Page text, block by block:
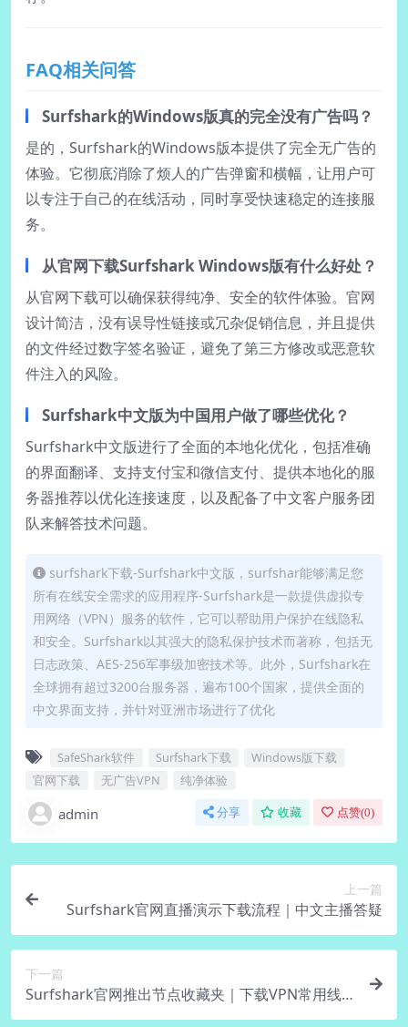
FAQ相关问答
Surfshark的Windows版真的完全没有广告吗？
是的，Surfshark的Windows版本提供了完全无广告的
体验。它彻底消除了烦人的广告弹窗和横幅，让用户可
以专注于自己的在线活动，同时享受快速稳定的连接服
务。
从官网下载Surfshark Windows版有什么好处？
从官网下载可以确保获得纯净、安全的软件体验。官网
设计简洁，没有误导性链接或冗杂促销信息，并且提供
的文件经过数字签名验证，避免了第三方修改或恶意软
件注入的风险。
Surfshark中文版为中国用户做了哪些优化？
Surfshark中文版进行了全面的本地化优化，包括准确
的界面翻译、支持支付宝和微信支付、提供本地化的服
务器推荐以优化连接速度，以及配备了中文客户服务团
队来解答技术问题。
surfshark下载-Surfshark中文版，surfshar能够满足您
所有在线安全需求的应用程序-Surfshark是一款提供虚拟专
用网络（VPN）服务的软件，它可以帮助用户保护在线隐私
和安全。Surfshark以其强大的隐私保护技术而著称，包括无
日志政策、AES-256军事级加密技术等。此外，Surfshark在
全球拥有超过3200台服务器，遍布100个国家，提供全面的
中文界面支持，并针对亚洲市场进行了优化
SafeShark软件 Surfshark下载
Windows版下载
官网下载
无广告VPN 纯净体验
admin 分享 收藏 点赞(0)
上一篇
Surfshark官网直播演示下载流程｜中文主播答疑
下一篇
Surfshark官网推出节点收藏夹｜下载VPN常用线
路秒切